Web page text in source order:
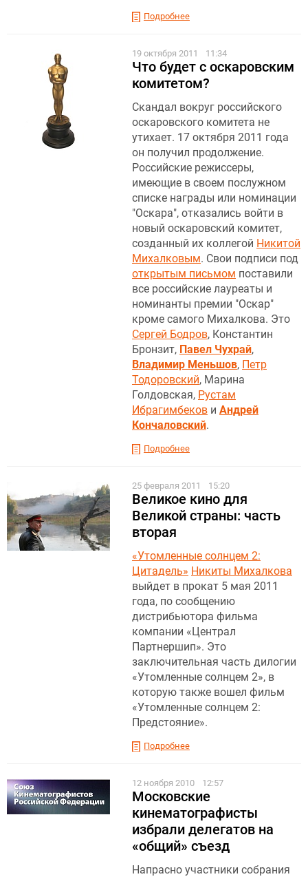
Подробнее
19 октября 2011 11:34
Что будет с оскаровским
комитетом?
Скандал вокруг российского
оскаровского комитета не
утихает. 17 октября 2011 года
он получил продолжение.
Российские режиссеры,
имеющие в своем послужном
списке награды или номинации
"Оскара", отказались войти в
новый оскаровский комитет,
созданный их коллегой Никитой
Михалковым. Свои подписи под
открытым письмом поставили
все российские лауреаты и
номинанты премии "Оскар"
кроме самого Михалкова. Это
Сергей Бодров, Константин
Бронзит, Павел Чухрай,
Владимир Меньшов, Петр
Тодоровский, Марина
Голдовская, Рустам
Ибрагимбеков и Андрей
Кончаловский.
Подробнее
25 февраля 2011 15:20
Великое кино для
Великой страны: часть
вторая
«Утомленные солнцем 2:
Цитадель» Никиты Михалкова
выйдет в прокат 5 мая 2011
года, по сообщению
дистрибьютора фильма
компании «Централ
Партнершип». Это
заключительная часть дилогии
«Утомленные солнцем 2», в
которую также вошел фильм
«Утомленные солнцем 2:
Предстояние».
Подробнее
12 ноября 2010 12:57
Московские
кинематографисты
избрали делегатов на
«общий» съезд
Напрасно участники собрания